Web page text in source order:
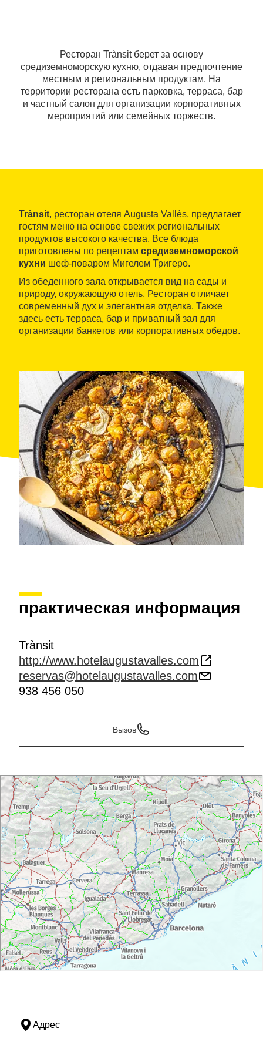
Ресторан Trànsit берет за основу
средиземноморскую кухню, отдавая предпочтение
местным и региональным продуктам. На
территории ресторана есть парковка, терраса, бар
и частный салон для организации корпоративных
мероприятий или семейных торжеств.
Trànsit, ресторан отеля Augusta Vallès, предлагает
гостям меню на основе свежих региональных
продуктов высокого качества. Все блюда
приготовлены по рецептам средиземноморской
кухни шеф-поваром Мигелем Тригеро.
Из обеденного зала открывается вид на сады и
природу, окружающую отель. Ресторан отличает
современный дух и элегантная отделка. Также
здесь есть терраса, бар и приватный зал для
организации банкетов или корпоративных обедов.
практическая информация
Trànsit
http://www.hotelaugustavalles.com
reservas@hotelaugustavalles.com
938 456 050
Вызов
Адрес